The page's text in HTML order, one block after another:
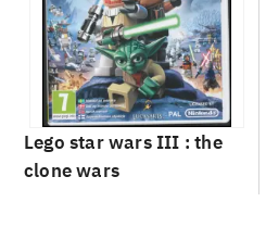
Lego star wars III : the
clone wars